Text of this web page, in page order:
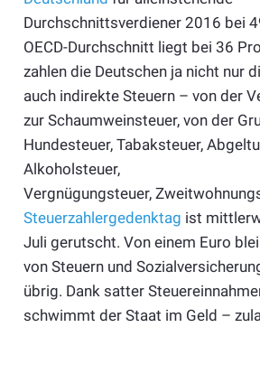
Durchschnittsverdiener 2016 bei
OECD-Durchschnitt liegt bei 36
zahlen die Deutschen ja nicht nur
auch indirekte Steuern – von der
zur Schaumweinsteuer, von der
Hundesteuer, Tabaksteuer,
Alkoholsteuer,
Vergnügungsteuer,
Steuerzahlergedenktag ist
Juli gerutscht. Von einem Euro
von Steuern und
übrig. Dank satter
schwimmt der Staat im Geld –